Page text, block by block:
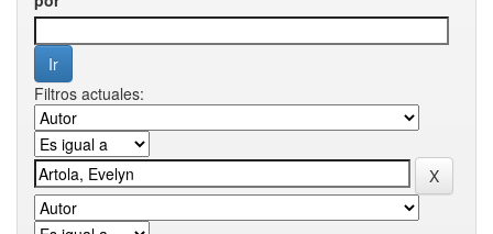
Filtros actuales: